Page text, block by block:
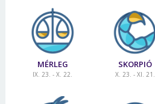
MÉRLEG
IX. 23. - X. 22.
SKORPIÓ
X. 23. - XI. 21.